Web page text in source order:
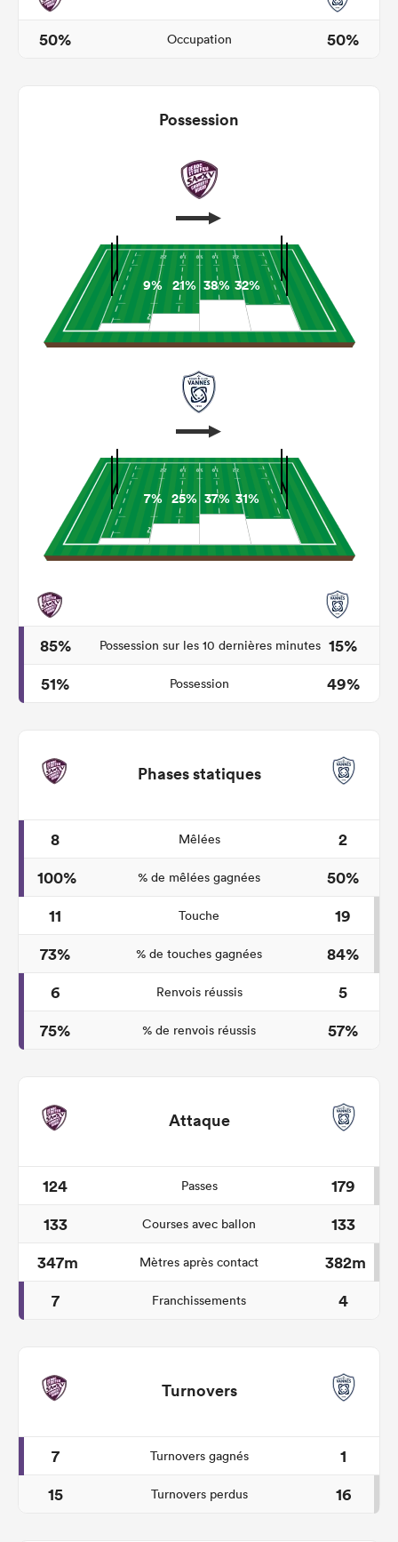
50% Occupation 50%
Possession
9% 21% 38% 32%
7% 25% 37% 31%
85% Possession sur les 10 dernières minutes 15%
51%
Possession 49%
Phases statiques
8 Mêlées
2
100%
% de mêlées gagnées
50%
11
Touche
19
73%
% de touches gagnées
84%
6
Renvois réussis
5
75%
% de renvois réussis 57%
Attaque
124 Passes
179
133
Courses avec ballon
133
347m
Mètres après contact
382m
7
Franchissements 4
Turnovers
7 Turnovers gagnés
1
15
Turnovers perdus 16